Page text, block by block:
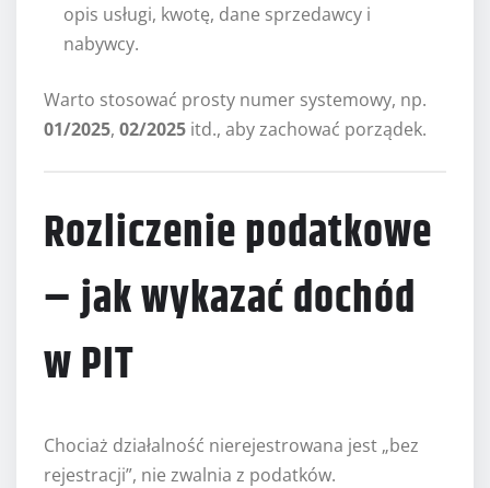
opis usługi, kwotę, dane sprzedawcy i
nabywcy.
Warto stosować prosty numer systemowy, np.
01/2025, 02/2025 itd., aby zachować porządek.
Rozliczenie podatkowe
– jak wykazać dochód
w PIT
Chociaż działalność nierejestrowana jest „bez
rejestracji”, nie zwalnia z podatków.